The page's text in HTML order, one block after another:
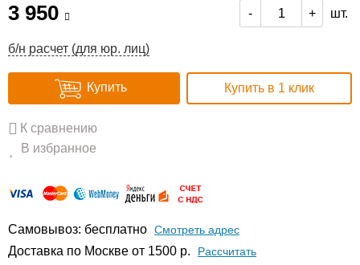
3 950 - + шт.
б/н расчет (для юр. лиц)
Купить Купить в 1 клик
К сравнению
В избранное
Самовывоз: бесплатно Смотреть адрес
Доставка по Москве от 1500 р. Расcчитать